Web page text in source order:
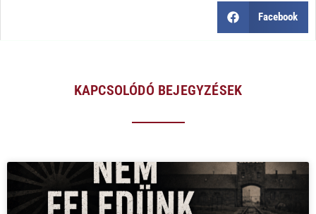
Facebook
KAPCSOLÓDÓ BEJEGYZÉSEK